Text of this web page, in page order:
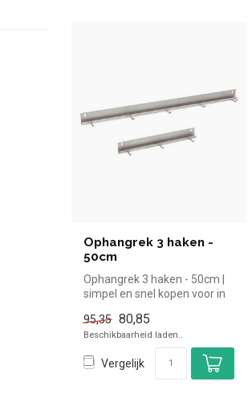
Ophangrek 3 haken -
50cm
Ophangrek 3 haken - 50cm |
simpel en snel kopen voor in
95,35 80,85
Beschikbaarheid laden..
Vergelijk